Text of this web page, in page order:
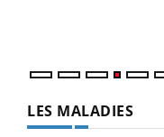
LES MALADIES